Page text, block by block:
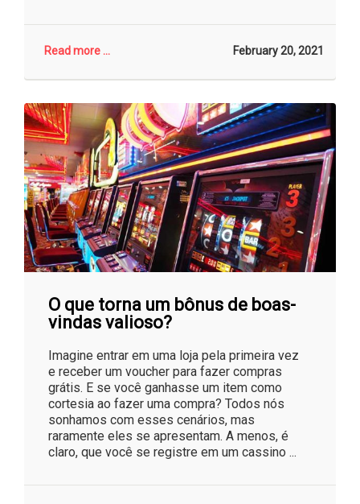
Read more ... February 20, 2021
O que torna um bônus de boas-
vindas valioso?
Imagine entrar em uma loja pela primeira vez
e receber um voucher para fazer compras
grátis. E se você ganhasse um item como
cortesia ao fazer uma compra? Todos nós
sonhamos com esses cenários, mas
raramente eles se apresentam. A menos, é
claro, que você se registre em um cassino ...